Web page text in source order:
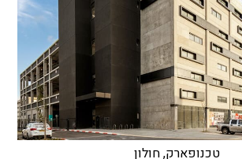
טכנופארק, חולון